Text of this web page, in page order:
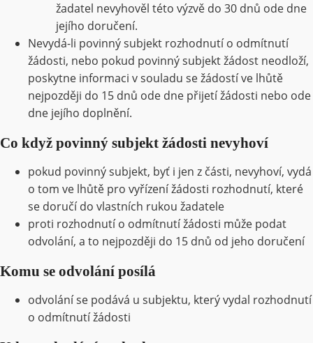
žadatel nevyhověl této výzvě do 30 dnů ode dne
jejího doručení.
Nevydá-li povinný subjekt rozhodnutí o odmítnutí
žádosti, nebo pokud povinný subjekt žádost neodloží,
poskytne informaci v souladu se žádostí ve lhůtě
nejpozději do 15 dnů ode dne přijetí žádosti nebo ode
dne jejího doplnění.
Co když povinný subjekt žádosti nevyhoví
pokud povinný subjekt, byť i jen z části, nevyhoví, vydá
o tom ve lhůtě pro vyřízení žádosti rozhodnutí, které
se doručí do vlastních rukou žadatele
proti rozhodnutí o odmítnutí žádosti může podat
odvolání, a to nejpozději do 15 dnů od jeho doručení
Komu se odvolání posílá
odvolání se podává u subjektu, který vydal rozhodnutí
o odmítnutí žádosti